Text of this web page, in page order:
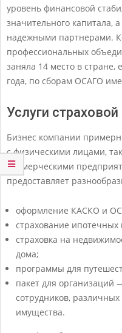
уровень финансовой
значительного капитала,
надежными партнерами.
профессиональных
заняла 14 место в стране,
года, по сборам ОСАГО
Услуги
Бизнес компании
с физическими лицами,
коммерческими
предоставляет
оформление КАСКО и
страхование ипотечных
страховка на
дома;
программы для
пакет для организаций
сотрудников, различных
имущества.